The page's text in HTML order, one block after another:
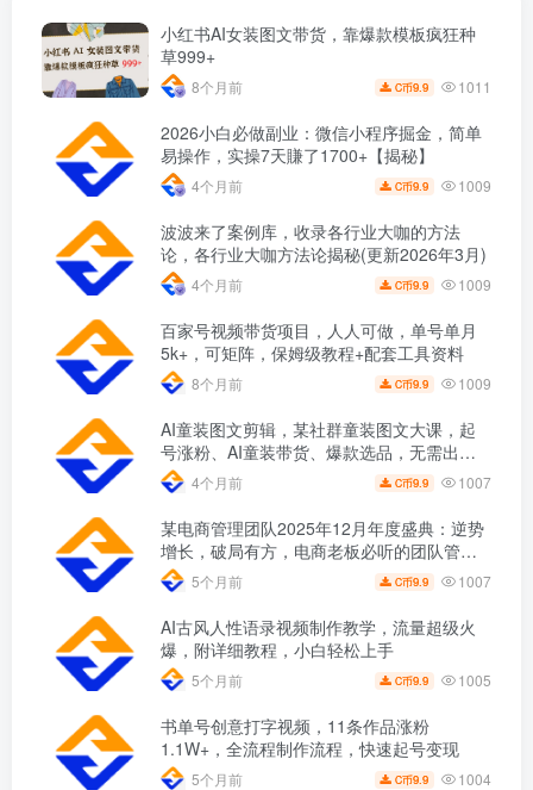
小红书AI女装图文带货，靠爆款模板疯狂种
草999+
8个月前 C币9.9 1011
2026小白必做副业：微信小程序掘金，简单
易操作，实操7天賺了1700+【揭秘】
4个月前 C币9.9 1009
波波来了案例库，收录各行业大咖的方法
论，各行业大咖方法论揭秘(更新2026年3月)
4个月前 C币9.9 1009
百家号视频带货项目，人人可做，单号单月
5k+，可矩阵，保姆级教程+配套工具资料
8个月前 C币9.9 1009
AI童装图文剪辑，某社群童装图文大课，起
号涨粉、AI童装带货、爆款选品，无需出镜
和拍摄4个月前 C币9.9 1007
某电商管理团队2025年12月年度盛典：逆势
增长，破局有方，电商老板必听的团队管理
课
5个月前 C币9.9 1007
AI古风人性语录视频制作教学，流量超级火
爆，附详细教程，小白轻松上手
5个月前 C币9.9 1005
书单号创意打字视频，11条作品涨粉
1.1W+，全流程制作流程，快速起号变现
5个月前 C币9.9 1004